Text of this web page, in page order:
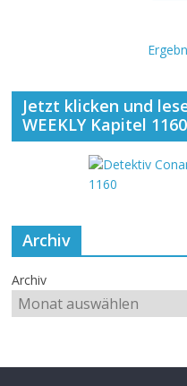
Jetzt klicken und
WEEKLY Kapitel
Archiv
Archiv